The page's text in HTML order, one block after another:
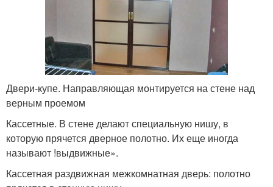
Двери-купе. Направляющая монтируется на стене над
верным проемом
Кассетные. В стене делают специальную нишу, в
которую прячется дверное полотно. Их еще иногда
называют !выдвижные».
Кассетная раздвижная межкомнатная дверь: полотно